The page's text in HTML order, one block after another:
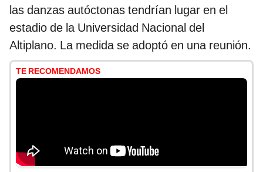
las danzas autóctonas tendrían lugar en el
estadio de la Universidad Nacional del
Altiplano. La medida se adoptó en una reunión.
TE RECOMENDAMOS